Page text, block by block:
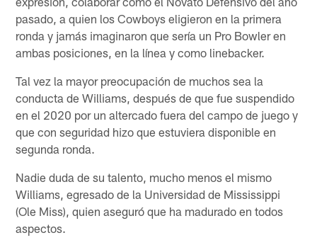
pasado, a quien los Cowboys eligieron en la primera
ronda y jamás imaginaron que sería un Pro Bowler en
ambas posiciones, en la línea y como linebacker.
Tal vez la mayor preocupación de muchos sea la
conducta de Williams, después de que fue suspendido
en el 2020 por un altercado fuera del campo de juego y
que con seguridad hizo que estuviera disponible en
segunda ronda.
Nadie duda de su talento, mucho menos el mismo
Williams, egresado de la Universidad de Mississippi
(Ole Miss), quien aseguró que ha madurado en todos
aspectos.